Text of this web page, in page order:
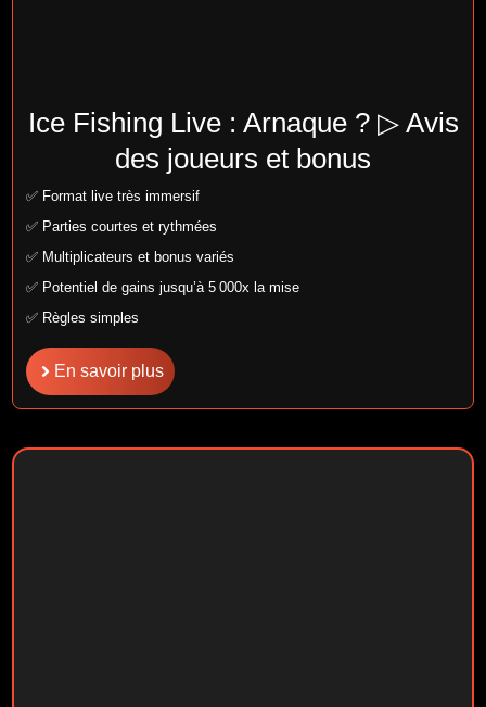
Ice Fishing Live : Arnaque ? ▷ Avis
des joueurs et bonus
✅ Format live très immersif
✅ Parties courtes et rythmées
✅ Multiplicateurs et bonus variés
✅ Potentiel de gains jusqu’à 5 000x la mise
✅ Règles simples
En savoir plus